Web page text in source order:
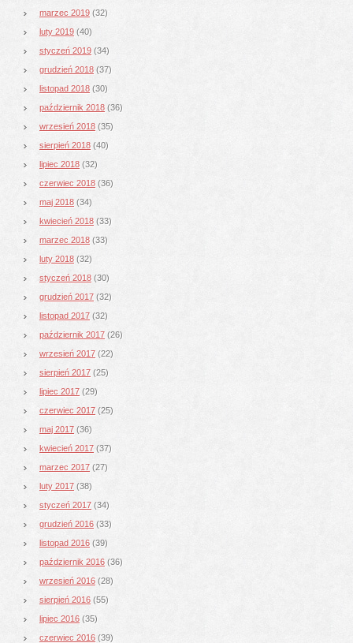
marzec 2019 (32)
luty 2019 (40)
styczeń 2019 (34)
grudzień 2018 (37)
listopad 2018 (30)
październik 2018 (36)
wrzesień 2018 (35)
sierpień 2018 (40)
lipiec 2018 (32)
czerwiec 2018 (36)
maj 2018 (34)
kwiecień 2018 (33)
marzec 2018 (33)
luty 2018 (32)
styczeń 2018 (30)
grudzień 2017 (32)
listopad 2017 (32)
październik 2017 (26)
wrzesień 2017 (22)
sierpień 2017 (25)
lipiec 2017 (29)
czerwiec 2017 (25)
maj 2017 (36)
kwiecień 2017 (37)
marzec 2017 (27)
luty 2017 (38)
styczeń 2017 (34)
grudzień 2016 (33)
listopad 2016 (39)
październik 2016 (36)
wrzesień 2016 (28)
sierpień 2016 (55)
lipiec 2016 (35)
czerwiec 2016 (39)